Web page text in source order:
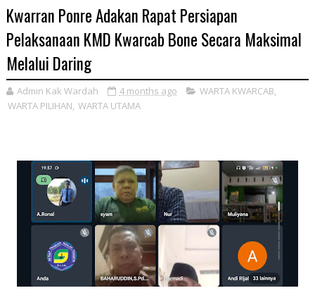
Kwarran Ponre Adakan Rapat Persiapan
Pelaksanaan KMD Kwarcab Bone Secara Maksimal
Melalui Daring
Admin Kak Wardah 4 months ago WARTA KWARCAB,
WARTA PILIHAN, WARTA UTAMA